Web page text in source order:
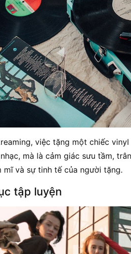
việc tặng một chiếc
mà là cảm giác sưu tầm,
mĩ và sự tinh tế của người tặng.
tập luyện